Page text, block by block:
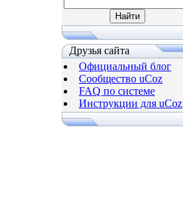
Друзья сайта
Официальный блог
Сообщество uCoz
FAQ по системе
Инструкции для uCoz